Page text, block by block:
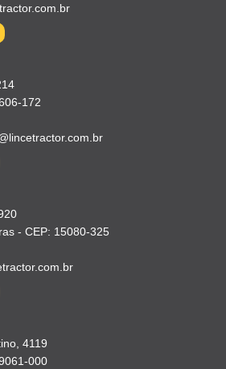
172
- CEP: 15080-325
4119
000